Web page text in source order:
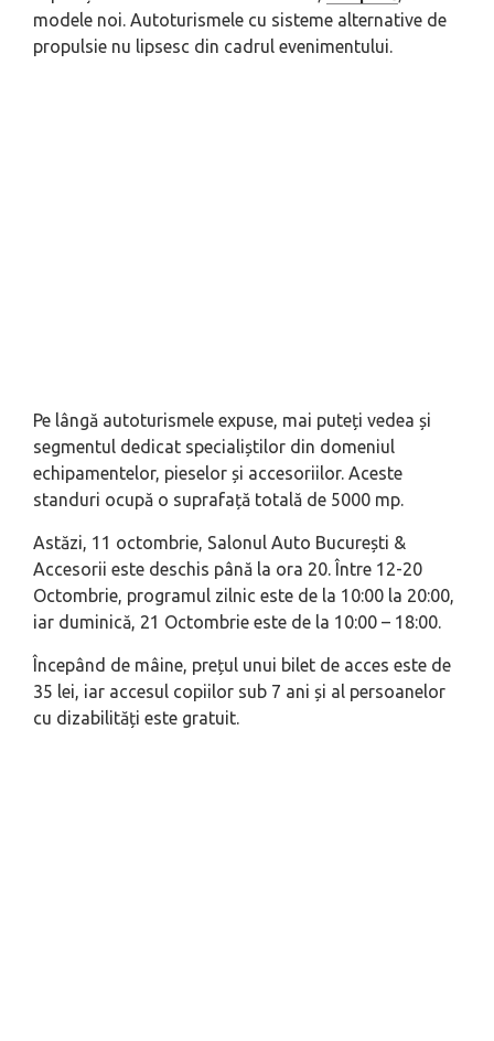
modele noi. Autoturismele cu sisteme alternative de
propulsie nu lipsesc din cadrul evenimentului.
Pe lângă autoturismele expuse, mai puteți vedea și
segmentul dedicat specialiștilor din domeniul
echipamentelor, pieselor și accesoriilor. Aceste
standuri ocupă o suprafață totală de 5000 mp.
Astăzi, 11 octombrie, Salonul Auto București &
Accesorii este deschis până la ora 20. Între 12-20
Octombrie, programul zilnic este de la 10:00 la 20:00,
iar duminică, 21 Octombrie este de la 10:00 – 18:00.
Începând de mâine, prețul unui bilet de acces este de
35 lei, iar accesul copiilor sub 7 ani și al persoanelor
cu dizabilități este gratuit.